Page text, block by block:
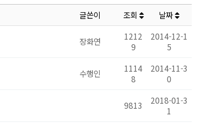
글쓴이 조회 날짜
장화연
1212
9
2014-12-1
5
수행인
1114
8
2014-11-3
0
9813
2018-01-3
1